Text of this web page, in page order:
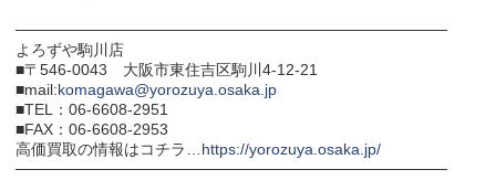
───────────────────────────────────────
よろずや駒川店
■〒546-0043 大阪市東住吉区駒川4-12-21
■mail:komagawa@yorozuya.osaka.jp
■TEL：06-6608-2951
■FAX：06-6608-2953
高価買取の情報はコチラ…https://yorozuya.osaka.jp/
───────────────────────────────────────